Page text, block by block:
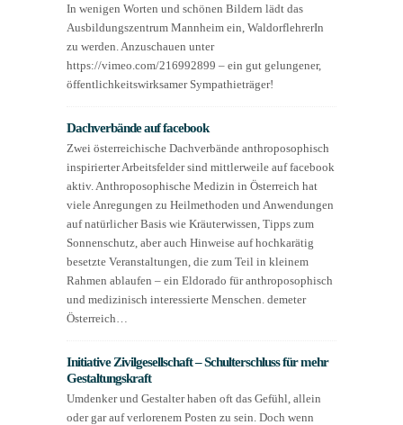
In wenigen Worten und schönen Bildern lädt das
Ausbildungszentrum Mannheim ein, WaldorflehrerIn
zu werden. Anzuschauen unter
https://vimeo.com/216992899 – ein gut gelungener,
öffentlichkeitswirksamer Sympathieträger!
Dachverbände auf facebook
Zwei österreichische Dachverbände anthroposophisch
inspirierter Arbeitsfelder sind mittlerweile auf facebook
aktiv. Anthroposophische Medizin in Österreich hat
viele Anregungen zu Heilmethoden und Anwendungen
auf natürlicher Basis wie Kräuterwissen, Tipps zum
Sonnenschutz, aber auch Hinweise auf hochkarätig
besetzte Veranstaltungen, die zum Teil in kleinem
Rahmen ablaufen – ein Eldorado für anthroposophisch
und medizinisch interessierte Menschen. demeter
Österreich…
Initiative Zivilgesellschaft – Schulterschluss für mehr
Gestaltungskraft
Umdenker und Gestalter haben oft das Gefühl, allein
oder gar auf verlorenem Posten zu sein. Doch wenn